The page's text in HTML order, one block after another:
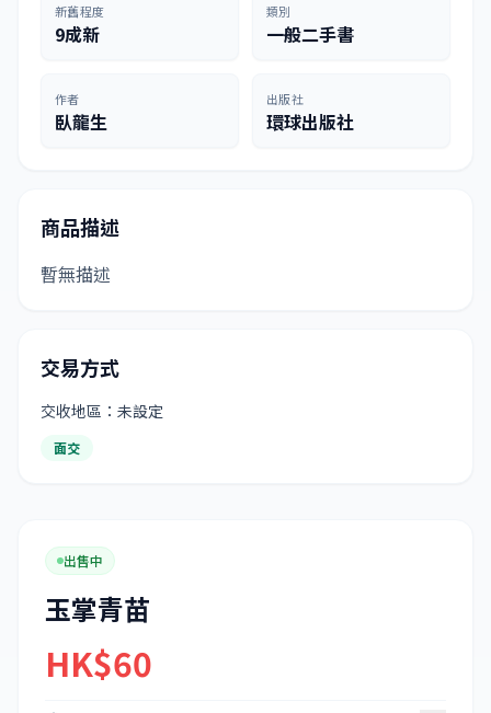
新舊程度
9成新
類別
一般二手書
作者
臥龍生
出版社
環球出版社
商品描述
暫無描述
交易方式
交收地區：未設定
面交
出售中
玉掌青苗
HK$60